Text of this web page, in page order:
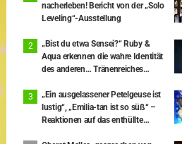
nacherleben! Bericht von der „Solo
Leveling“-Ausstellung
„Bist du etwa Sensei?“ Ruby &
Aqua erkennen die wahre Identität
des anderen… Tränenreiches
Episode“ und „Gänsehaut pur“
gefeiert – Anime „【OSHI NO KO】
– [Mein*Star]“ Episode 35
„Ein ausgelassener Petelgeuse ist
lustig“, „Emilia-tan ist so süß“ –
Reaktionen auf das enthüllte